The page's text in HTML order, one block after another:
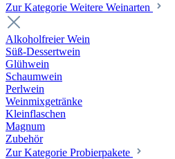
Zur Kategorie Weitere Weinarten
Alkoholfreier Wein
Süß-Dessertwein
Glühwein
Schaumwein
Perlwein
Weinmixgetränke
Kleinflaschen
Magnum
Zubehör
Zur Kategorie Probierpakete